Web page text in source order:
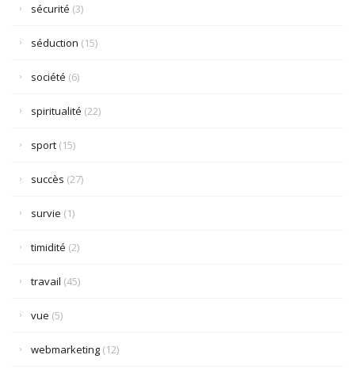
sécurité (3)
séduction (15)
société (6)
spiritualité (22)
sport (15)
succès (27)
survie (1)
timidité (2)
travail (45)
vue (5)
webmarketing (12)